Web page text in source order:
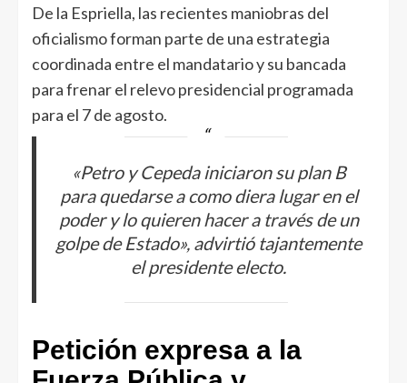
De la Espriella, las recientes maniobras del
oficialismo forman parte de una estrategia
coordinada entre el mandatario y su bancada
para frenar el relevo presidencial programada
para el 7 de agosto.
«Petro y Cepeda iniciaron su plan B
para quedarse a como diera lugar en el
poder y lo quieren hacer a través de un
golpe de Estado», advirtió tajantemente
el presidente electo.
Petición expresa a la